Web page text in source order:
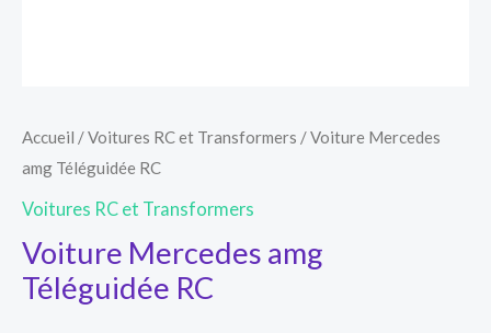
Accueil /Voitures RC et Transformers / Voiture Mercedes
amg Téléguidée RC
Voitures RC et Transformers
Voiture Mercedes amg
Téléguidée RC